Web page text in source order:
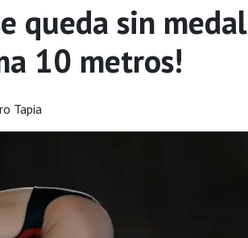
queda sin
10 metros!
Tapia